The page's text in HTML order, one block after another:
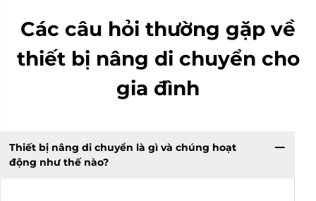
Các câu hỏi thường gặp về
thiết bị nâng di chuyển cho
gia đình
Thiết bị nâng di chuyển là gì và chúng hoạt
động như thế nào?